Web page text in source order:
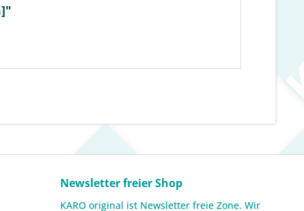
Newsletter freier Shop
KARO original ist Newsletter freie Zone. Wir